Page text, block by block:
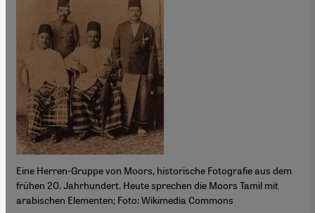
Eine Herren-Gruppe von Moors, historische Fotografie aus dem
frühen 20. Jahrhundert. Heute sprechen die Moors Tamil mit
arabischen Elementen; Foto: Wikimedia Commons